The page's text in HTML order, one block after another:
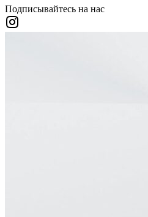
Подписывайтесь на нас